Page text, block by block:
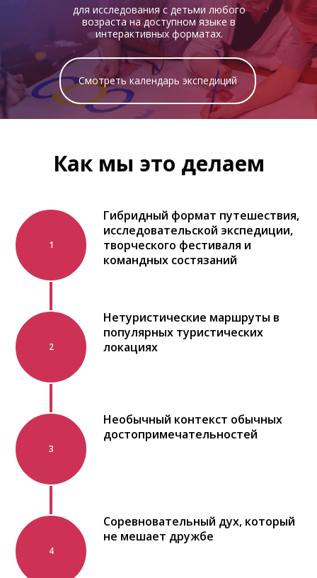
для исследования с детьми любого
возраста на доступном языке в
интерактивных форматах.
Смотреть календарь экспедиций
Как мы это делаем
1
Гибридный формат путешествия,
исследовательской экспедиции,
творческого фестиваля и
командных состязаний
2
Нетуристические маршруты в
популярных туристических
локациях
3
Необычный контекст обычных
достопримечательностей
4
Соревновательный дух, который
не мешает дружбе